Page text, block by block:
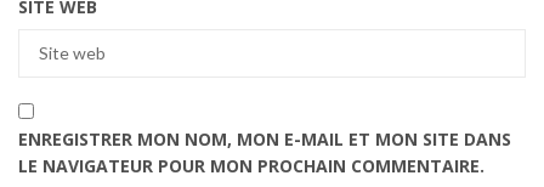
SITE WEB
ENREGISTRER MON NOM, MON E-MAIL ET MON SITE DANS
LE NAVIGATEUR POUR MON PROCHAIN COMMENTAIRE.